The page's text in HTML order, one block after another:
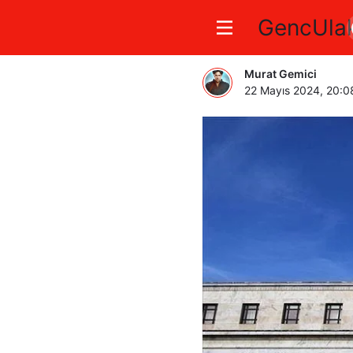
Fed
Murat Gemici
22 Mayıs 2024,